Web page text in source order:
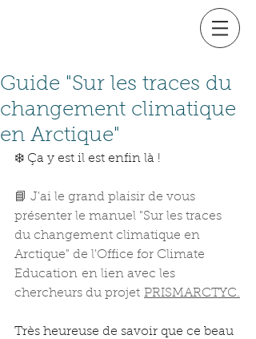
Guide "Sur les traces du
changement climatique
en Arctique"
❄️ Ça y est il est enfin là !
📘 J'ai le grand plaisir de vous
présenter le manuel "Sur les traces
du changement climatique en
Arctique" de l'Office for Climate
Education en lien avec les
chercheurs du projet PRISMARCTYC.
Très heureuse de savoir que ce beau